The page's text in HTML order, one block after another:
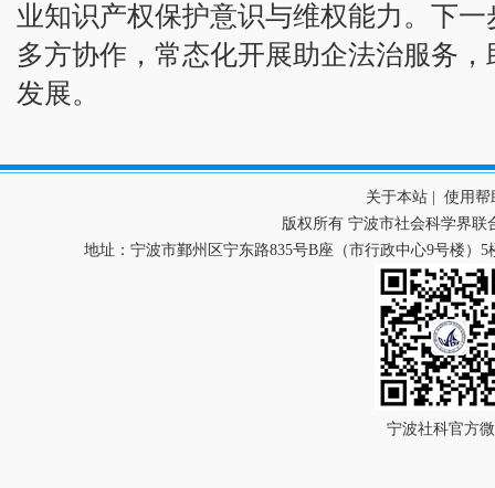
业知识产权保护意识与维权能力。下
多方协作，常态化开展助企法治服务
发展。
关于本站
使用帮
版权所有 宁波市社会科学界
地址：宁波市鄞州区宁东路835号B座（市行政中心9号楼）5
宁波社科官方